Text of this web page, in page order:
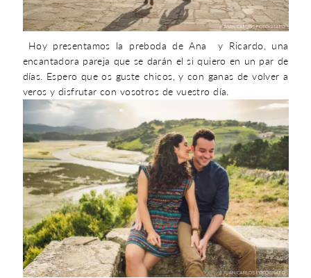
Hoy presentamos la preboda de Ana y Ricardo, una
encantadora pareja que se darán el si quiero en un par de
días. Espero que os guste chicos, y con ganas de volver a
veros y disfrutar con vosotros de vuestro día.